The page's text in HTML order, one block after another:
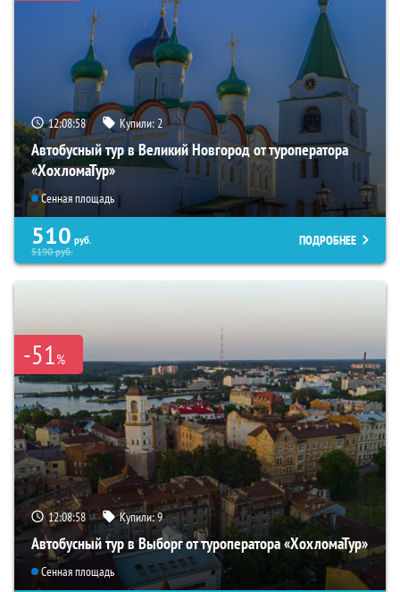
12:08:57 Купили:2
Автобусный тур в Великий Новгород от туроператора
«ХохломаТур»
Сенная площадь
510 руб.
5190руб.
ПОДРОБНЕЕ
-51%
12:08:57 Купили:9
Автобусный тур в Выборг от туроператора «ХохломаТур»
Сенная площадь